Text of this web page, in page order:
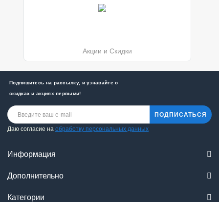
Акции и Скидки
Подпишитесь на рассылку, и узнавайте о
скидках и акциях первыми!
ПОДПИСАТЬСЯ
Даю согласие на обработку персональных данных
Информация
Дополнительно
Категории